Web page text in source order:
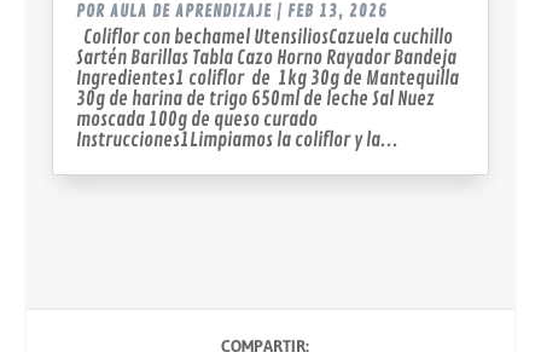
POR AULA DE APRENDIZAJE| FEB 13, 2026
Coliflor con bechamel UtensiliosCazuela cuchillo
Sartén Barillas Tabla Cazo Horno Rayador Bandeja
Ingredientes1 coliflor de 1kg 30g de Mantequilla
30g de harina de trigo 650ml de leche Sal Nuez
moscada 100g de queso curado
Instrucciones1Limpiamos la coliflor y la...
COMPARTIR: